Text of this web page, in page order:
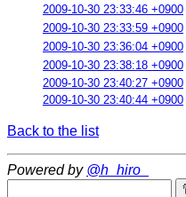
2009-10-30 23:33:46 +0900
2009-10-30 23:33:59 +0900
2009-10-30 23:36:04 +0900
2009-10-30 23:38:18 +0900
2009-10-30 23:40:27 +0900
2009-10-30 23:40:44 +0900
Back to the list
Powered by @h_hiro_